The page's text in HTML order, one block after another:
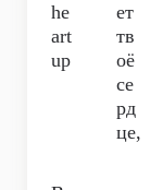
he
art
up
ет
тв
оё
се
рд
це,